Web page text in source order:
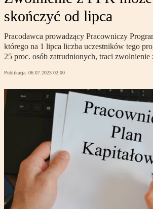
skończyć od lipca
Pracodawca prowadzący Pracowniczy
którego na 1 lipca liczba uczestników tego
25 proc. osób zatrudnionych, traci zwolnienie
Publikacja: 06.07.2023 02:00